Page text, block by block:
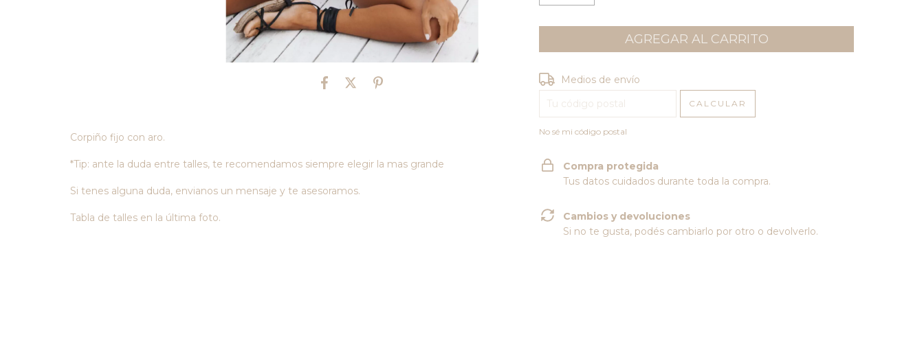
Corpiño fijo con aro.
*Tip: ante la duda entre talles, te recomendamos siempre elegir la mas grande
Si tenes alguna duda, envianos un mensaje y te asesoramos.
Tabla de talles en la última foto.
Entregas para el CP:
Medios de envío
CALCULAR
No sé mi código postal
Compra protegida
Tus datos cuidados durante toda la compra.
Cambios y devoluciones
Si no te gusta, podés cambiarlo por otro o devolverlo.